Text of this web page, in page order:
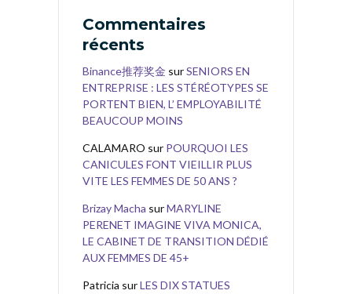
Commentaires
récents
Binance推荐奖金 surSENIORS EN
ENTREPRISE : LES STÉRÉOTYPES SE
PORTENT BIEN, L’ EMPLOYABILITÉ
BEAUCOUP MOINS
CALAMARO sur POURQUOI LES
CANICULES FONT VIEILLIR PLUS
VITE LES FEMMES DE 50 ANS ?
Brizay Macha surMARYLINE
PERENET IMAGINE VIVA MONICA,
LE CABINET DE TRANSITION DÉDIÉ
AUX FEMMES DE 45+
Patricia surLES DIX STATUES